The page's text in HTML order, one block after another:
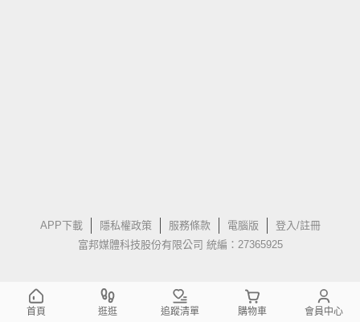
APP下載 隱私權政策 服務條款 電腦版
登入/註冊
富邦媒體科技股份有限公司 統編：27365925
首頁 逛逛 追蹤清單 購物車 會員中心